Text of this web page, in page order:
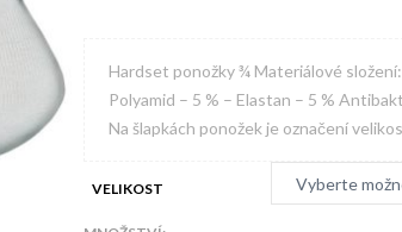
Hardset ponožky ¾ Materiálové
Polyamid – 5 % – Elastan – 5 %
Na šlapkách ponožek je označení
VELIKOST